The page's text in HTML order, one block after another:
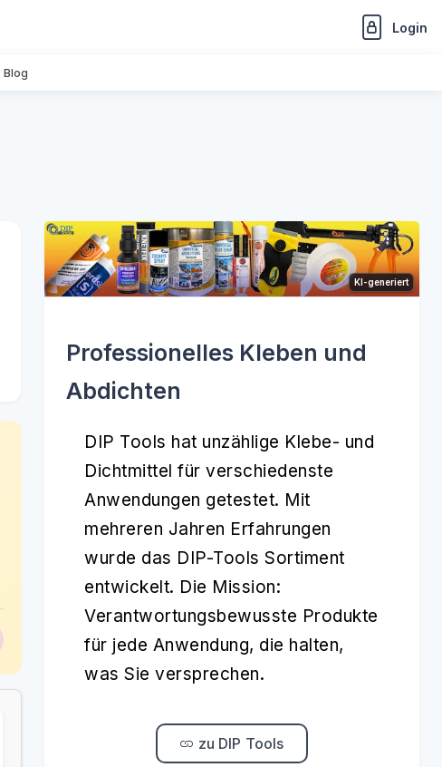
Login
Blog
KI-generiert
Professionelles Kleben und
Abdichten
DIP Tools hat unzählige Klebe- und
Dichtmittel für verschiedenste
Anwendungen getestet. Mit
mehreren Jahren Erfahrungen
wurde das DIP-Tools Sortiment
entwickelt. Die Mission:
Verantwortungsbewusste Produkte
für jede Anwendung, die halten,
was Sie versprechen.
zu DIP Tools